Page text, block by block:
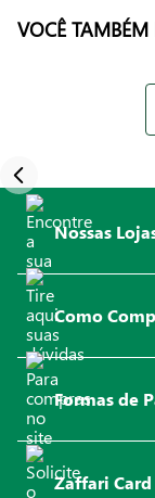
VOCÊ TAMBÉM
Nossas
Como
Formas de
Zaffari